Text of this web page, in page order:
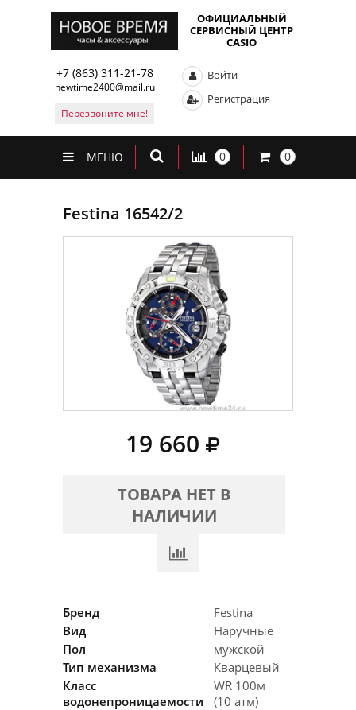
ОФИЦИАЛЬНЫЙ
СЕРВИСНЫЙ ЦЕНТР
CASIO
+7 (863) 311-21-78
newtime2400@mail.ru
Перезвоните мне!
Войти
Регистрация
МЕНЮ 0 0
Festina 16542/2
19 660
ТОВАРА НЕТ В
НАЛИЧИИ
Бренд
Festina
Вид
Наручные
Пол
мужской
Тип механизма
Кварцевый
Класс
водонепроницаемости
WR 100м
(10 атм)